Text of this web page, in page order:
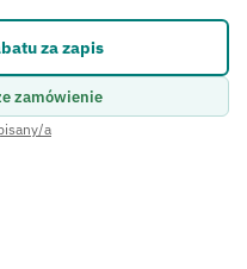
za zapis
zamówienie
a